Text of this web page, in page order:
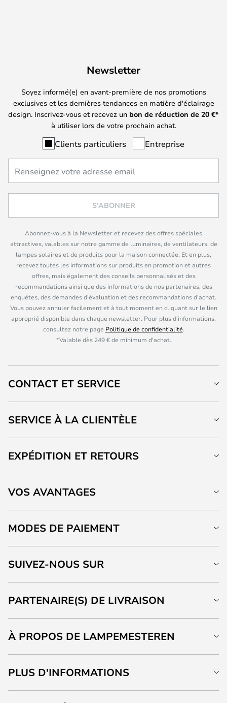
Newsletter
Soyez informé(e) en avant-première de nos promotions
exclusives et les dernières tendances en matière d'éclairage
design. Inscrivez-vous et recevez un bon de réduction de 20 €*
à utiliser lors de votre prochain achat.
Clients particuliers Entreprise
S'ABONNER
Abonnez-vous à la Newsletter et recevez des offres spéciales
attractives, valables sur notre gamme de luminaires, de ventilateurs, de
lampes solaires et de produits pour la maison connectée. Et en plus,
recevez toutes les informations sur produits en promotion et autres
offres, mais également des conseils personnalisés et des
recommandations ainsi que des informations de nos partenaires, des
enquêtes, des demandes d'évaluation et des recommandations d'achat.
Vous pouvez annuler facilement et à tout moment en cliquant sur le lien
approprié disponible dans chaque newsletter. Pour plus d'informations,
consultez notre page Politique de confidentialité.
*Valable dès 249 € de minimum d'achat.
CONTACT ET SERVICE
SERVICE À LA CLIENTÈLE
EXPÉDITION ET RETOURS
VOS AVANTAGES
MODES DE PAIEMENT
SUIVEZ-NOUS SUR
PARTENAIRE(S) DE LIVRAISON
À PROPOS DE LAMPEMESTEREN
PLUS D'INFORMATIONS